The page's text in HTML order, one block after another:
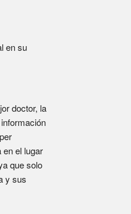
en su
doctor, la
el lugar
que solo
y sus